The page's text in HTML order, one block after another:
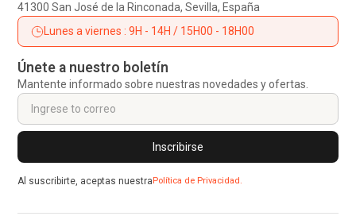
41300 San José de la Rinconada, Sevilla, España
Lunes a viernes : 9H - 14H / 15H00 - 18H00
Únete a nuestro boletín
Mantente informado sobre nuestras novedades y ofertas.
Al suscribirte, aceptas nuestra Política de Privacidad.